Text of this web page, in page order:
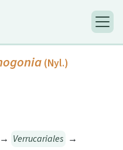
(Nyl.)
→ Verrucariales →